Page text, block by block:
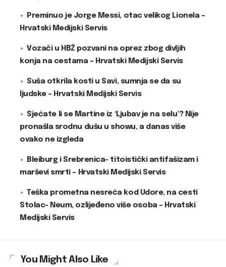
Preminuo je Jorge Messi, otac velikog Lionela –
Hrvatski Medijski Servis
Vozači u HBŽ pozvani na oprez zbog divljih
konja na cestama – Hrvatski Medijski Servis
Suša otkrila kosti u Savi, sumnja se da su
ljudske – Hrvatski Medijski Servis
Sjećate li se Martine iz ‘Ljubav je na selu’? Nije
pronašla srodnu dušu u showu, a danas više
ovako ne izgleda
Bleiburg i Srebrenica- titoistički antifašizam i
marševi smrti – Hrvatski Medijski Servis
Teška prometna nesreća kod Udore, na cesti
Stolac- Neum, ozlijeđeno više osoba – Hrvatski
Medijski Servis
You Might Also Like